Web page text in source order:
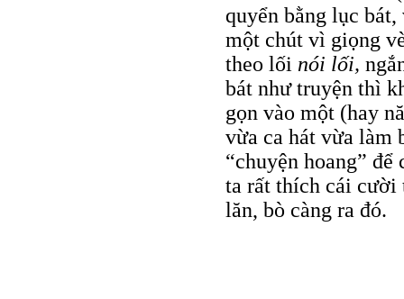
quyển bằng lục
một chút vì giọng
theo lối nói lối,
bát như truyện thì
gọn vào một (hay
vừa ca hát vừa làm
“chuyện hoang”
ta rất thích cái
lăn, bò càng ra đó.